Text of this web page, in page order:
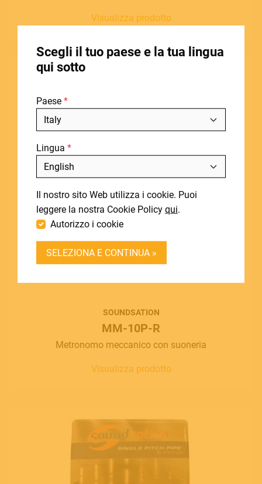
Scegli il tuo paese e la tua lingua
qui sotto
Paese
Lingua
Il nostro sito Web utilizza i cookie. Puoi
leggere la nostra Cookie Policy qui.
Autorizzo i cookie
SELEZIONA E CONTINUA »
STORE LOCATOR
BLOG
NOTIZIE
DOWNLOADS
SUPPORT
CONTATTI
BECOME A DEALER
SOUNDSATION SOUNDCARE
Includi fuori produzione
Visualizza prodotto
SOUNDSATION
MM-10P-R
Metronomo meccanico con suoneria
Visualizza prodotto